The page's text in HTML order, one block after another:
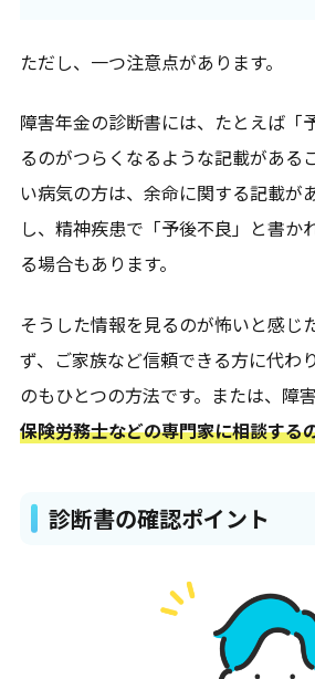
ただし、一つ注意点があります。
障害年金の診断書には、たとえば「
るのがつらくなるような記載がある
い病気の方は、余命に関する記載が
し、精神疾患で「予後不良」と書か
る場合もあります。
そうした情報を見るのが怖いと感じ
ず、ご家族など信頼できる方に代わ
のもひとつの方法です。または、障
保険労務士などの専門家に相談する
診断書の確認ポイント